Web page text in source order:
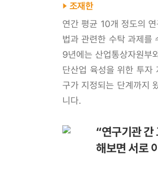
조재한
연간 평균 10개 정도의
법과 관련한 수탁 과제를
9년에는 산업통상자원부
단산업 육성을 위한 투자
구가 지정되는 단계까지
니다.
“연구기관 간
해보면 서로